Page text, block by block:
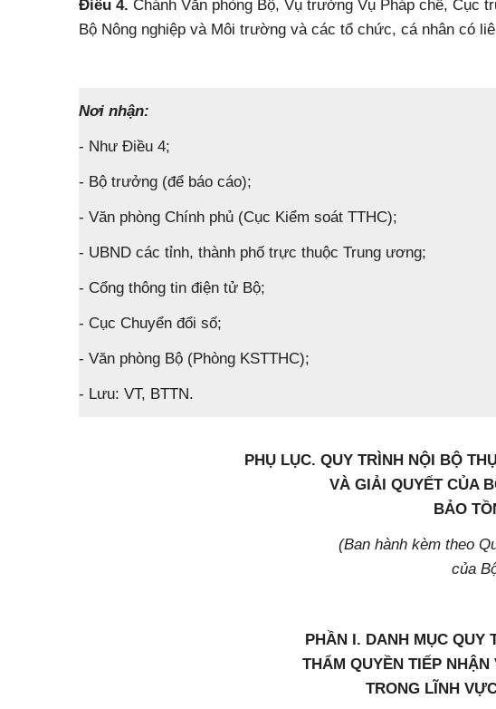
Điều 4. Chánh Văn phòng Bộ, Vụ trưởng Vụ Pháp chế,
Bộ Nông nghiệp và Môi trường và các tổ chức, cá nhân có
Nơi nhận:
- Như Điều 4;
- Bộ trưởng (để báo cáo);
- Văn phòng Chính phủ (Cục Kiểm soát TTHC);
- UBND các tỉnh, thành phố trực thuộc Trung ương;
- Cổng thông tin điện tử Bộ;
- Cục Chuyển đổi số;
- Văn phòng Bộ (Phòng KSTTHC);
- Lưu: VT, BTTN.
PHỤ LỤC. QUY TRÌNH NỘI BỘ
VÀ GIẢI QUYẾT CỦA
BẢO
(Ban hành kèm theo
của
PHẦN I. DANH MỤC QUY
THẨM QUYỀN TIẾP
TRONG LĨNH